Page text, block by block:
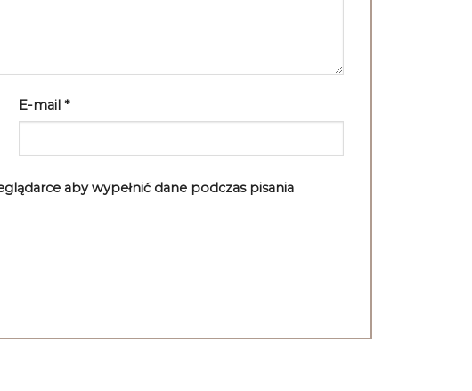
E-mail *
aby wypełnić dane podczas pisania